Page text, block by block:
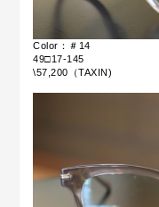
Color：＃14
49□17-145
\57,200（TAXIN)